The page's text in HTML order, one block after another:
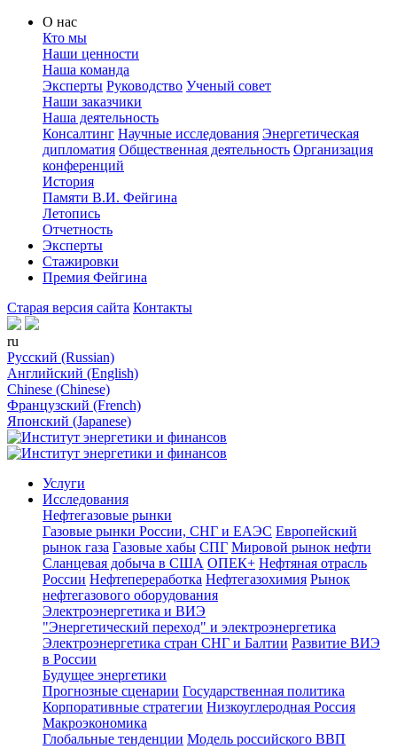
О нас
Кто мы
Наши ценности
Наша команда
Эксперты Руководство Ученый совет
Наши заказчики
Наша деятельность
Консалтинг Научные исследования Энергетическая
дипломатия Общественная деятельность Организация
конференций
История
Памяти В.И. Фейгина
Летопись
Отчетность
Эксперты
Стажировки
Премия Фейгина
Старая версия сайта Контакты
ru
Русский (Russian)
Английский (English)
Chinese (Chinese)
Французский (French)
Японский (Japanese)
Услуги
Исследования
Нефтегазовые рынки
Газовые рынки России, СНГ и ЕАЭС Европейский
рынок газа Газовые хабы СПГ Мировой рынок нефти
Сланцевая добыча в США ОПЕК+ Нефтяная отрасль
России Нефтепереработка Нефтегазохимия Рынок
нефтегазового оборудования
Электроэнергетика и ВИЭ
"Энергетический переход" и электроэнергетика
Электроэнергетика стран СНГ и Балтии Развитие ВИЭ
в России
Будущее энергетики
Прогнозные сценарии Государственная политика
Корпоративные стратегии Низкоуглеродная Россия
Макроэкономика
Глобальные тенденции Модель российского ВВП